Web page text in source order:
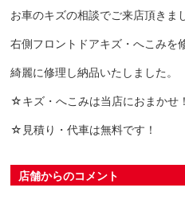
お車のキズの相談でご来店頂きま
右側フロントドアキズ・へこみを
綺麗に修理し納品いたしました。
☆キズ・へこみは当店におまかせ！
☆見積り・代車は無料です！
店舗からのコメント